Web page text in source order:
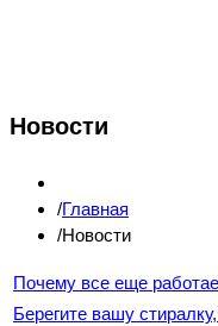
Новости
Главная
Новости
Почему все еще
Берегите вашу